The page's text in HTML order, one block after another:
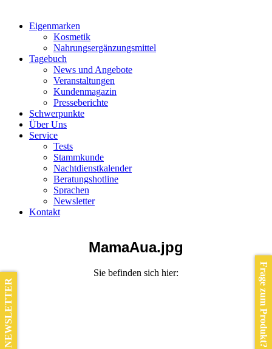
Eigenmarken
Kosmetik
Nahrungsergänzungsmittel
Tagebuch
News und Angebote
Veranstaltungen
Kundenmagazin
Presseberichte
Schwerpunkte
Über Uns
Service
Tests
Stammkunde
Nachtdienstkalender
Beratungshotline
Sprachen
Newsletter
Kontakt
MamaAua.jpg
Sie befinden sich hier: Frage zum Produkt?
NEWSLETTER